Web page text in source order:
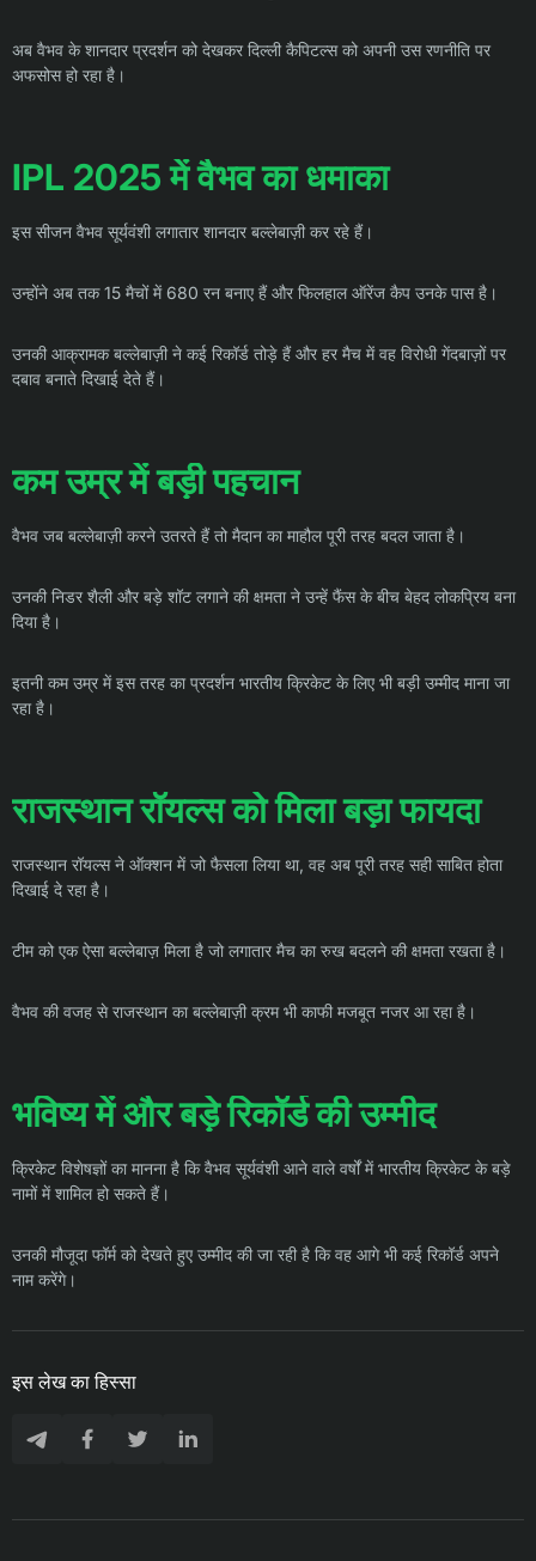
अब वैभव के शानदार प्रदर्शन को देखकर दिल्ली कैपिटल्स को अपनी उस रणनीति पर
अफसोस हो रहा है।
IPL 2025 में वैभव का धमाका
इस सीजन वैभव सूर्यवंशी लगातार शानदार बल्लेबाज़ी कर रहे हैं।
उन्होंने अब तक 15 मैचों में 680 रन बनाए हैं और फिलहाल ऑरेंज कैप उनके पास है।
उनकी आक्रामक बल्लेबाज़ी ने कई रिकॉर्ड तोड़े हैं और हर मैच में वह विरोधी गेंदबाज़ों पर
दबाव बनाते दिखाई देते हैं।
कम उम्र में बड़ी पहचान
वैभव जब बल्लेबाज़ी करने उतरते हैं तो मैदान का माहौल पूरी तरह बदल जाता है।
उनकी निडर शैली और बड़े शॉट लगाने की क्षमता ने उन्हें फैंस के बीच बेहद लोकप्रिय बना
दिया है।
इतनी कम उम्र में इस तरह का प्रदर्शन भारतीय क्रिकेट के लिए भी बड़ी उम्मीद माना जा
रहा है।
राजस्थान रॉयल्स को मिला बड़ा फायदा
राजस्थान रॉयल्स ने ऑक्शन में जो फैसला लिया था, वह अब पूरी तरह सही साबित होता
दिखाई दे रहा है।
टीम को एक ऐसा बल्लेबाज़ मिला है जो लगातार मैच का रुख बदलने की क्षमता रखता है।
वैभव की वजह से राजस्थान का बल्लेबाज़ी क्रम भी काफी मजबूत नजर आ रहा है।
भविष्य में और बड़े रिकॉर्ड की उम्मीद
क्रिकेट विशेषज्ञों का मानना है कि वैभव सूर्यवंशी आने वाले वर्षों में भारतीय क्रिकेट के बड़े
नामों में शामिल हो सकते हैं।
उनकी मौजूदा फॉर्म को देखते हुए उम्मीद की जा रही है कि वह आगे भी कई रिकॉर्ड अपने
नाम करेंगे।
इस लेख का हिस्सा